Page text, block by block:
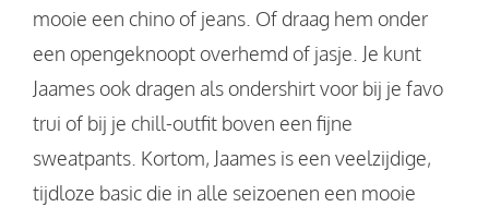
mooie een chino of jeans. Of draag hem onder
een opengeknoopt overhemd of jasje. Je kunt
Jaames ook dragen als ondershirt voor bij je favo
trui of bij je chill-outfit boven een fijne
sweatpants. Kortom, Jaames is een veelzijdige,
tijdloze basic die in alle seizoenen een mooie